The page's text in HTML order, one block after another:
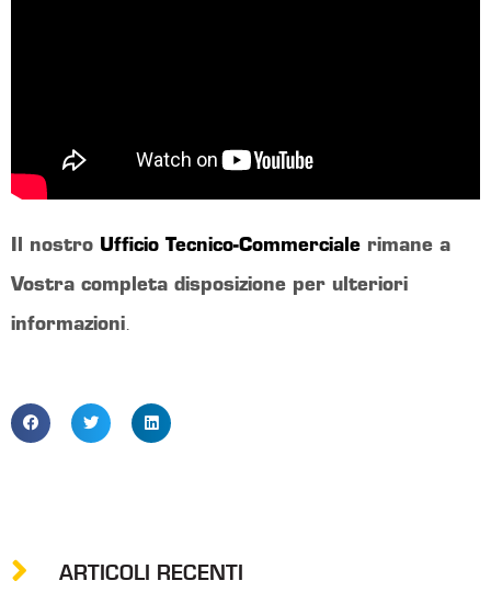
Il nostro Ufficio Tecnico-Commerciale rimane a
Vostra completa disposizione per ulteriori
informazioni
ARTICOLI RECENTI